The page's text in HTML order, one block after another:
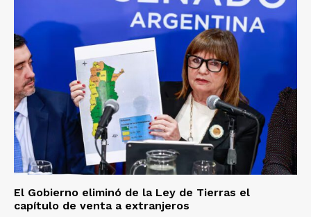
El Gobierno eliminó de la Ley de Tierras el
capítulo de venta a extranjeros